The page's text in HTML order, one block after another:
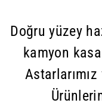
Doğru yüzey
kamyon
Astarlarımız